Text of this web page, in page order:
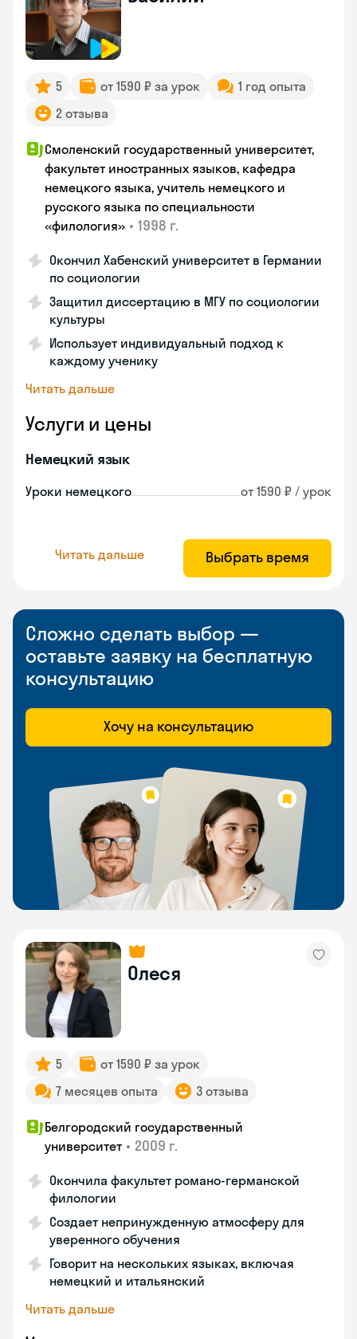
5 от 1590 ₽ за урок
1 год опыта
2 отзыва
Смоленский государственный университет,
факультет иностранных языков, кафедра
немецкого языка, учитель немецкого и
русского языка по специальности
«филология» • 1998 г.
Окончил Хабенский университет в Германии
по социологии
Защитил диссертацию в МГУ по социологии
культуры
Использует индивидуальный подход к
каждому ученику
Читать дальше
Услуги и цены
Немецкий язык
Уроки немецкого от 1590 ₽ / урок
Читать дальше Выбрать время
Сложно сделать выбор —
оставьте заявку на бесплатную
консультацию
Хочу на консультацию
Олеся
5
от 1590 ₽ за урок
7 месяцев опыта
3 отзыва
Белгородский государственный
университет • 2009 г.
Окончила факультет романо-германской
филологии
Создает непринужденную атмосферу для
уверенного обучения
Говорит на нескольких языках, включая
немецкий и итальянский
Читать дальше